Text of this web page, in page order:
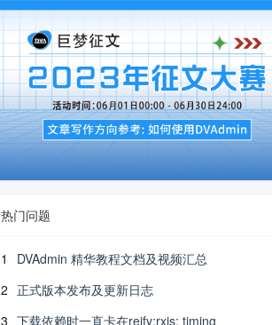
热门问题
1
DVAdmin 精华教程文档及视频汇总
2 正式版本发布及更新日志
3 下载依赖时一直卡在reify:rxjs: timing